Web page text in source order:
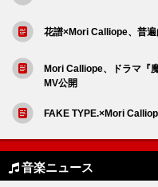
花譜×Mori Calliope、普
Mori Calliope、ドラマ『
MV公開
FAKE TYPE.×Mori
音楽ニュース